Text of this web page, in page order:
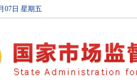
07日 星期五